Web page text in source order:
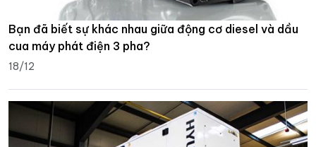
Bạn đã biết sự khác nhau giữa động cơ diesel và dầu
cua máy phát điện 3 pha?
18/12